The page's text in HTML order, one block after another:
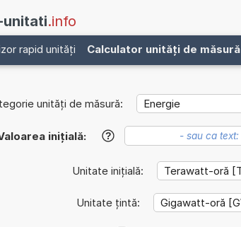
.info
rapid unități Calculator unități de măsură
unități de măsură:
inițială: ?
Unitate inițială:
Unitate țintă: